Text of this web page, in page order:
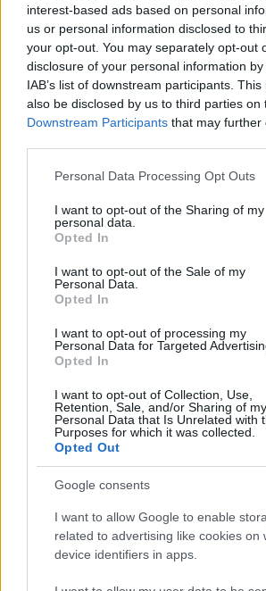
interest-based ads based on personal
us or personal information disclosed to
your opt-out. You may separately opt-out
disclosure of your personal information
IAB’s list of downstream participants.
also be disclosed by us to third parties on
Downstream Participants that may further
Please note that this website/app uses
not limited to your visit or usage
grant or deny consent to Google and its
use your data for below specified
consent section.
Personal Data Processing Opt Outs
I want to opt-out of the Sharing of my
personal data.
Opted In
I want to opt-out of the Sale of my
Personal Data.
Opted In
I want to opt-out of processing my
Personal Data for Targeted
Opted In
I want to opt-out of Collection, Use,
Retention, Sale, and/or Sharing of my
Personal Data that Is Unrelated with
Purposes for which it was collected.
Opted Out
Google consents
I want to allow Google to enable
related to advertising like cookies on
device identifiers in apps.
megjelenőTámadó tűz voltunk
is. Irodalmi beszélgetések során
hatvan év előtti drámai napok
forradalom résztvevőinek és a
áldozatainak emlékét, fotó- és
1956 ihlette kortárs zeneművek
Jegyvásárláshozkattintson ide.
1956 Programajánló
AZ EMBERSÉG ÜNNEPE
IRODALOM ÉS TERMÉSZET